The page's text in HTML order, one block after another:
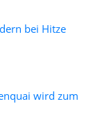
bei Hitze
wird zum